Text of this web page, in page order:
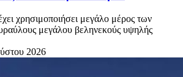
χρησιμοποιήσει μεγάλο μέρος των
μεγάλου βεληνεκούς υψηλής
2026